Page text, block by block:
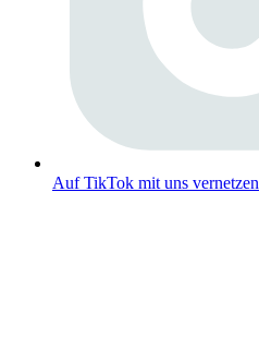
Auf TikTok mit uns vernetzen